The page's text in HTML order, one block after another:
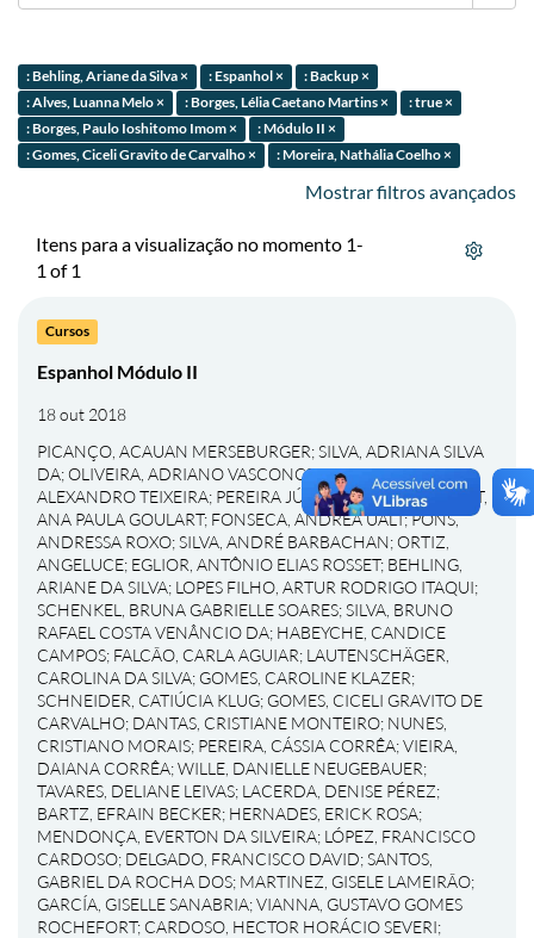
: Behling, Ariane da Silva × : Espanhol ×
: Backup ×
: Alves, Luanna Melo ×
: Borges, Lélia Caetano Martins ×
: true ×
: Borges, Paulo Ioshitomo Imom ×
: Módulo II ×
: Gomes, Ciceli Gravito de Carvalho ×
: Moreira, Nathália Coelho ×
Mostrar filtros avançados
Itens para a visualização no momento 1-
1 of 1
Cursos
Espanhol Módulo II
18 out 2018
PICANÇO, ACAUAN MERSEBURGER;SILVA, ADRIANA SILVA
DA;OLIVEIRA, ADRIANO VASCONCELOS DE;GOMES,
ALEXANDRO TEIXEIRA; PEREIRA JÚNIOR, ALÉRCIO; BONAT,
ANA PAULA GOULART; FONSECA, ANDREA UALT;PONS,
ANDRESSA ROXO;SILVA, ANDRÉ BARBACHAN;ORTIZ,
ANGELUCE; EGLIOR, ANTÔNIO ELIAS ROSSET; BEHLING,
ARIANE DA SILVA; LOPES FILHO, ARTUR RODRIGO ITAQUI;
SCHENKEL, BRUNA GABRIELLE SOARES;SILVA, BRUNO
RAFAEL COSTA VENÂNCIO DA; HABEYCHE, CANDICE
CAMPOS; FALCÃO, CARLA AGUIAR; LAUTENSCHÄGER,
CAROLINA DA SILVA; GOMES, CAROLINE KLAZER;
SCHNEIDER, CATIÚCIA KLUG; GOMES, CICELI GRAVITO DE
CARVALHO; DANTAS, CRISTIANE MONTEIRO; NUNES,
CRISTIANO MORAIS; PEREIRA, CÁSSIA CORRÊA;VIEIRA,
DAIANA CORRÊA;WILLE, DANIELLE NEUGEBAUER;
TAVARES, DELIANE LEIVAS; LACERDA, DENISE PÉREZ;
BARTZ, EFRAIN BECKER; HERNADES, ERICK ROSA;
MENDONÇA, EVERTON DA SILVEIRA; LÓPEZ, FRANCISCO
CARDOSO; DELGADO, FRANCISCO DAVID;SANTOS,
GABRIEL DA ROCHA DOS; MARTINEZ, GISELE LAMEIRÃO;
GARCÍA, GISELLE SANABRIA;VIANNA, GUSTAVO GOMES
ROCHEFORT; CARDOSO, HECTOR HORÁCIO SEVERI;